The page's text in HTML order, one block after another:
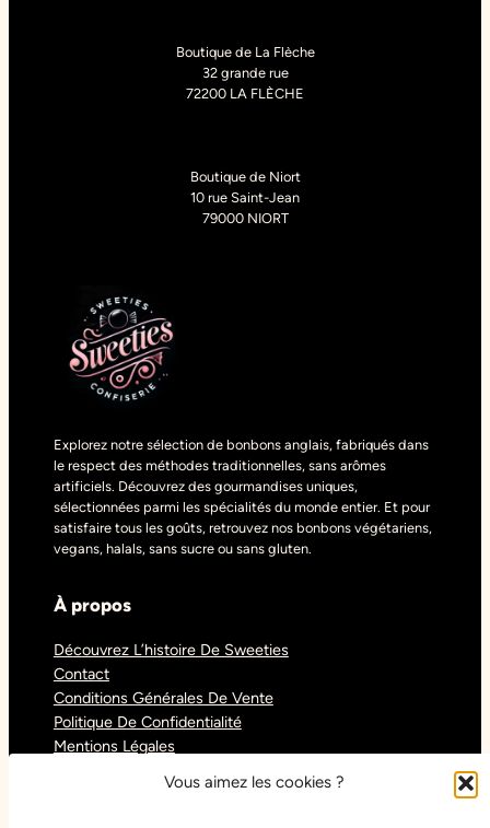
Vous aimez les cookies ?
Boutique de La Flèche
32 grande rue
72200 LA FLÈCHE
Boutique de Niort
10 rue Saint-Jean
79000 NIORT
Explorez notre sélection de bonbons anglais, fabriqués dans
le respect des méthodes traditionnelles, sans arômes
artificiels. Découvrez des gourmandises uniques,
sélectionnées parmi les spécialités du monde entier. Et pour
satisfaire tous les goûts, retrouvez nos bonbons végétariens,
vegans, halals, sans sucre ou sans gluten.
À propos
Découvrez L’histoire De Sweeties
Contact
Conditions Générales De Vente
Politique De Confidentialité
Mentions Légales